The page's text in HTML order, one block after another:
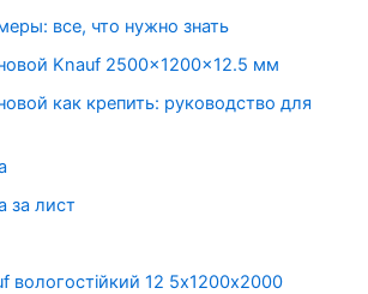
все, что нужно знать
Knauf 2500x1200x12.5 мм
как крепить: руководство для
за лист
вологостійкий 12 5х1200х2000